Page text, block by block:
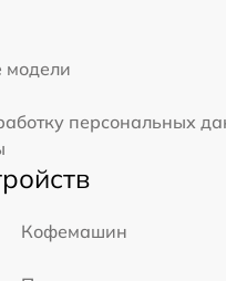
модели
персональных
Кофемашин